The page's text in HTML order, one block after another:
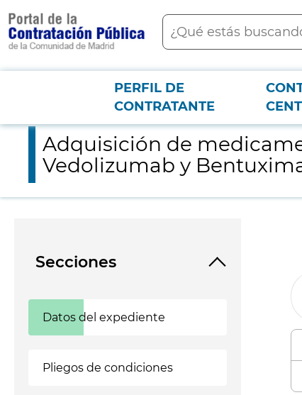
contenido
principal
Buscar
Menú PCON
PERFIL DE
CONTRATANTE
Adquisición de medicamentos: Fibrinógeno/Trombina,
Adquisición de
Vedolizumab y
Secciones
Datos del expediente
Pliegos de condiciones